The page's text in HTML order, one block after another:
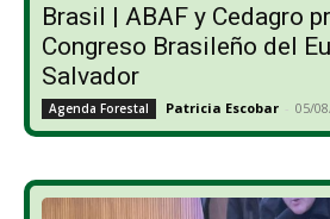
Brasil | ABAF y Cedagro
Congreso Brasileño del
Salvador
Agenda Forestal Patricia Escobar - 05/